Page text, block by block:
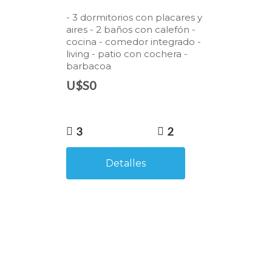
- 3 dormitorios con placares y
aires - 2 baños con calefón -
cocina - comedor integrado -
living - patio con cochera -
barbacoa
U$S0
3 2
Detalles